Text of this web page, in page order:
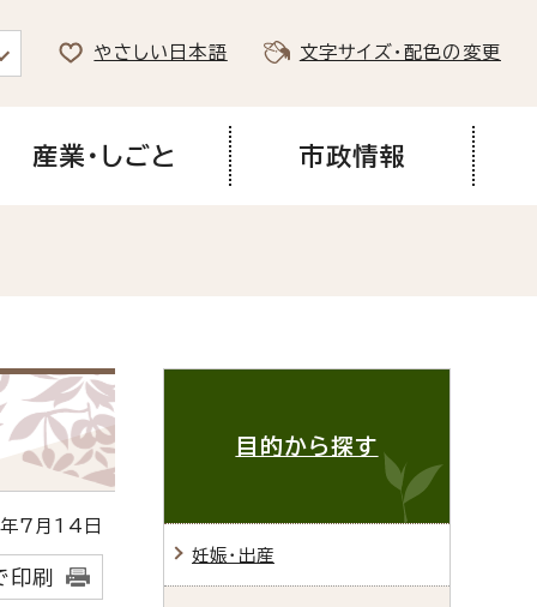
やさしい日本語 文字サイズ・配色の変更
産業・しごと 市政情報
7月14日
印刷
目的から探す
妊娠・出産